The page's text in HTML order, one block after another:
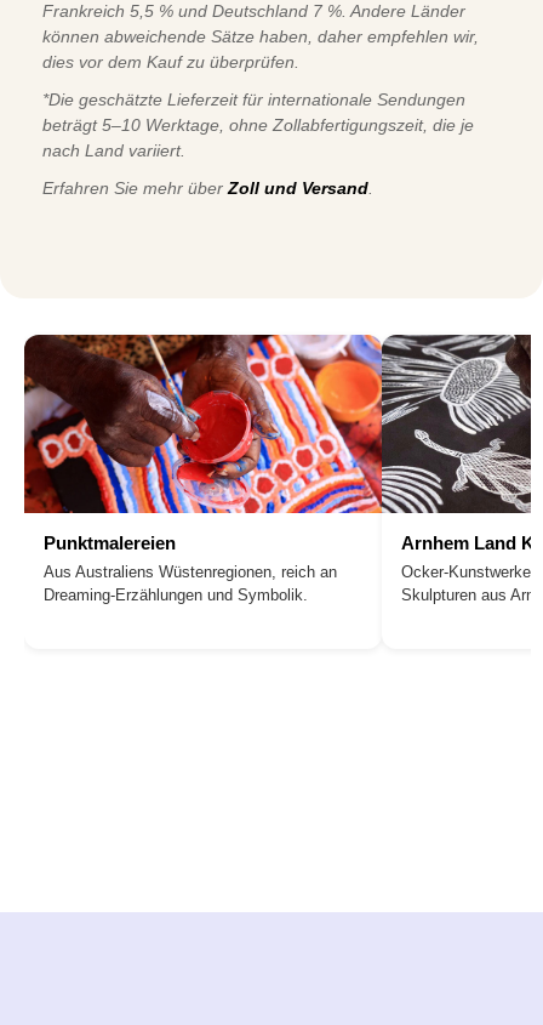
Frankreich 5,5 % und Deutschland 7 %. Andere Länder
können abweichende Sätze haben, daher empfehlen wir,
dies vor dem Kauf zu überprüfen.
*Die geschätzte Lieferzeit für internationale Sendungen
beträgt 5–10 Werktage, ohne Zollabfertigungszeit, die je
nach Land variiert.
Erfahren Sie mehr über Zoll und Versand
Punktmalereien
Aus Australiens Wüstenregionen, reich an
Dreaming-Erzählungen und Symbolik.
Arnhem Land
Ocker-Kunstwerke,
Skulpturen aus